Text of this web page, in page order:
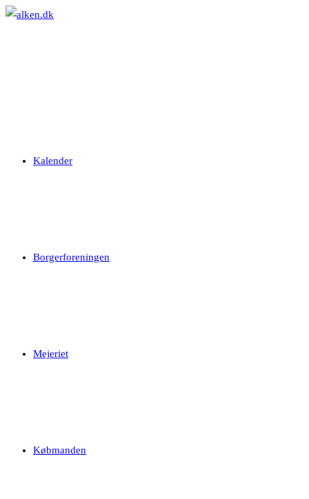
Skip
Kalender
Borgerforeningen
Mejeriet
Købmanden